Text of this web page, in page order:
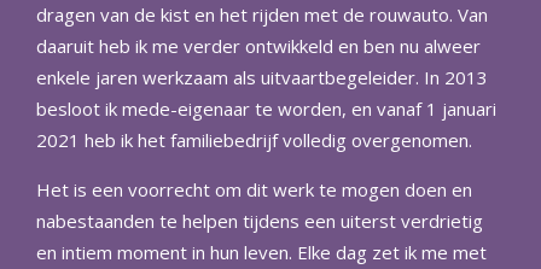
dragen van de kist en het rijden met de rouwauto. Van
daaruit heb ik me verder ontwikkeld en ben nu alweer
enkele jaren werkzaam als uitvaartbegeleider. In 2013
besloot ik mede-eigenaar te worden, en vanaf 1 januari
2021 heb ik het familiebedrijf volledig overgenomen.
Het is een voorrecht om dit werk te mogen doen en
nabestaanden te helpen tijdens een uiterst verdrietig
en intiem moment in hun leven. Elke dag zet ik me met